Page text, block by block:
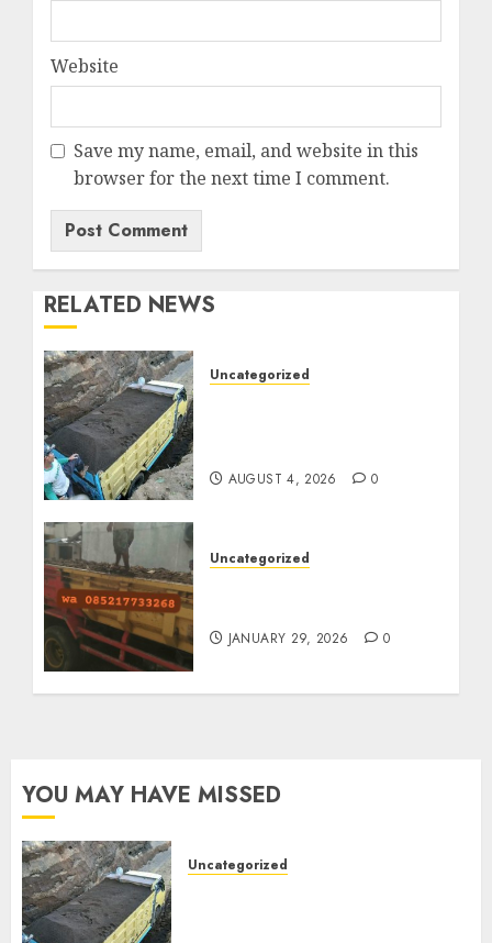
Website
Save my name, email, and website in this
browser for the next time I comment.
RELATED NEWS
Uncategorized
AUGUST 4, 2026 0
Uncategorized
JANUARY 29, 2026 0
YOU MAY HAVE MISSED
Uncategorized